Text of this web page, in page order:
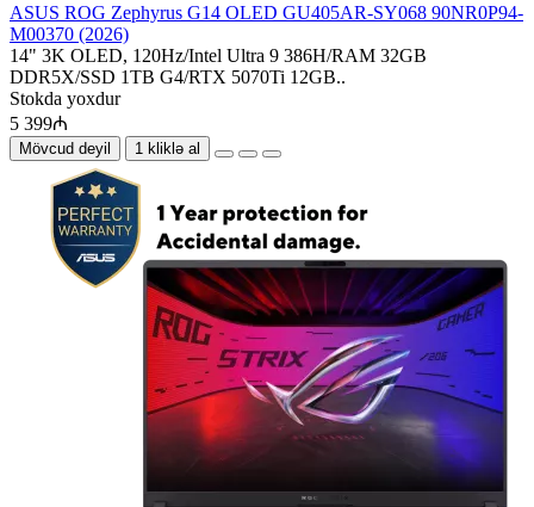
ASUS ROG Zephyrus G14 OLED GU405AR-SY068 90NR0P94-
M00370 (2026)
14" 3K OLED, 120Hz/Intel Ultra 9 386H/RAM 32GB
DDR5X/SSD 1TB G4/RTX 5070Ti 12GB..
Stokda yoxdur
5 399₼
Mövcud deyil 1 kliklə al